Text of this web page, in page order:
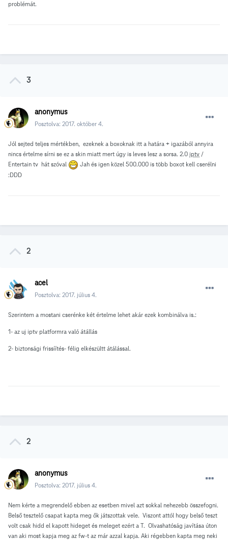
problémát.
3
anonymus
Posztolva: 2017. október 4.
Jól sejted teljes mértékben, ezeknek a boxoknak itt a határa + igazából annyira
nincs értelme sírni se ez a skin miatt mert úgy is leves lesz a sorsa. 2.0 iptv /
Entertain tv hát szóval
Jah és igen közel 500.000 is több boxot kell cserélni
:DDD
2
acel
Posztolva: 2017. július 4.
Szerintem a mostani cserénke két értelme lehet akár ezek kombinálva is.:
1- az uj iptv platformra való átállás
2- biztonsági frissíítés- félig elkészültt átálással.
2
anonymus
Posztolva: 2017. július 4.
Nem kérte a megrendelő ebben az esetben mivel azt sokkal nehezebb összefogni.
Belső tesztelő csapat kapta meg ők játszottak vele. Viszont attól hogy belső teszt
volt csak hidd el kapott hideget és meleget ezért a T. Olvashatóság javítása úton
van aki most kapja meg az fw-t az már azzal kapja. Aki régebben kapta meg neki